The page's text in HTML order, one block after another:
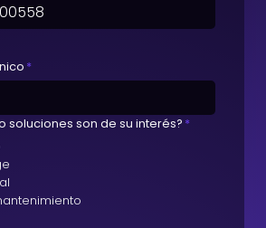
*
soluciones son de su interés? *